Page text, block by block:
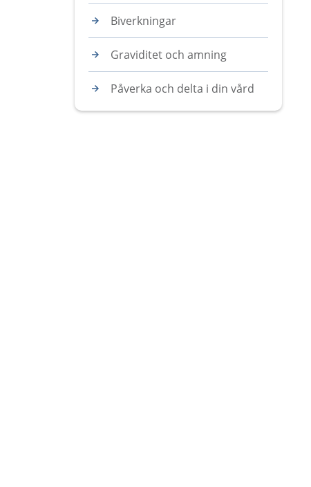
Biverkningar
Graviditet och amning
Påverka och delta i din vård